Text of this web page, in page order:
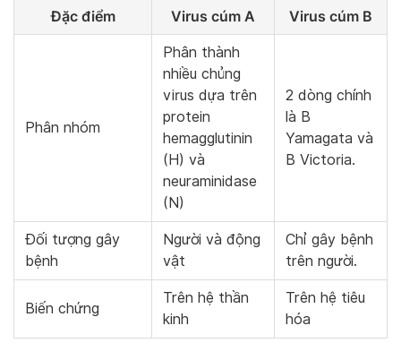
Đặc điểm Virus cúm A Virus cúm B
Phân nhóm
Phân thành
nhiều chủng
virus dựa trên
protein
hemagglutinin
(H) và
neuraminidase
(N)
2 dòng chính
là B
Yamagata và
B Victoria.
Đối tượng gây
bệnh
Người và động
vật
Chỉ gây bệnh
trên người.
Biến chứng
Trên hệ thần
kinh
Trên hệ tiêu
hóa